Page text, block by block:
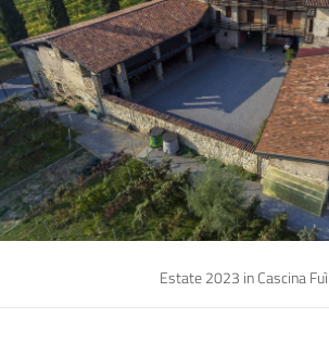
Estate 2023 in Cascina Fuì